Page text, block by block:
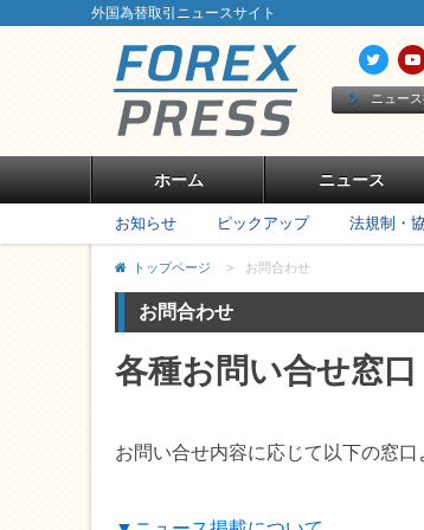
外国為替取引ニュースサイト
ニュー
ホーム ニュース
お知らせ ピックアップ 法規制・
トップページ > お問合わせ
お問合わせ
各種お問い合せ窓口
お問い合せ内容に応じて以下の窓口